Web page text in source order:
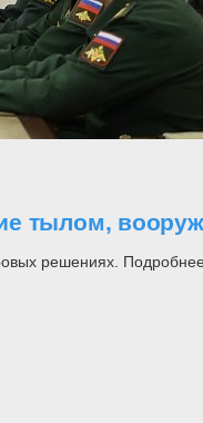
тылом,
решениях.